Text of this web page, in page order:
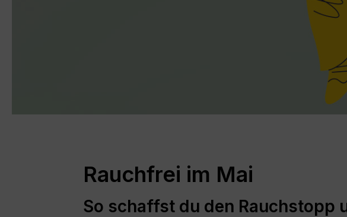
Rauchfrei im Mai
So schaffst du den Rauchstopp